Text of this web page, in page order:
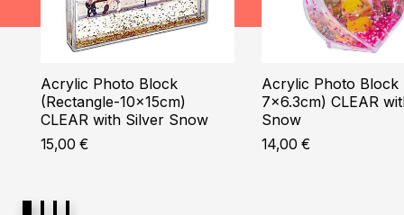
Acrylic Photo Block
(Rectangle-10x15cm)
CLEAR with Silver Snow
15,00 €
Acrylic Photo Block
7×6.3cm) CLEAR
Snow
14,00 €